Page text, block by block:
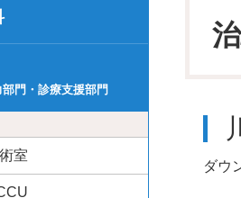
表
（初めて受診される
健康診断で精密検査
紹介状をお持ちの方
てのお願い
いて
き
入院中のお部
方針
指針
に関する指
病院機能評価認定
関連障害に対する支援
診療科・部門一覧
ダウ
門・診療支援部門
室